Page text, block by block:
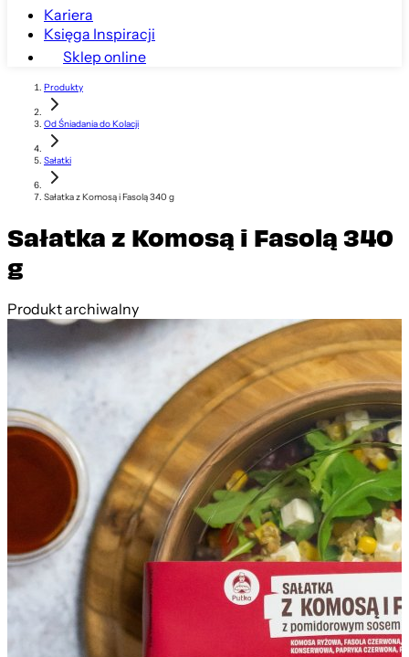
Kariera
Księga Inspiracji
Sklep online
Produkty
Od Śniadania do Kolacji
Sałatki
Sałatka z Komosą i Fasolą 340 g
Sałatka z Komosą i Fasolą 340
g
Produkt archiwalny